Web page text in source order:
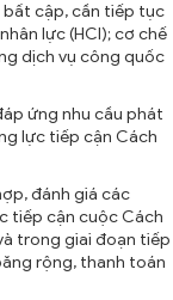
cập, cần tiếp tục
lực (HCI); cơ chế
dịch vụ công quốc
ứng nhu cầu phát
lực tiếp cận Cách
đánh giá các
tiếp cận cuộc Cách
trong giai đoạn tiếp
rộng, thanh toán